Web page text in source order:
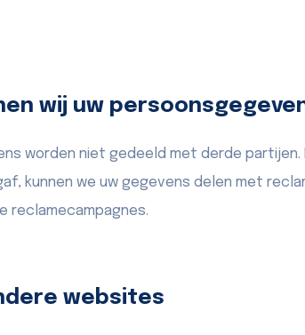
wij uw
worden niet gedeeld met derde partijen.
kunnen we uw gegevens delen met
reclamecampagnes.
websites